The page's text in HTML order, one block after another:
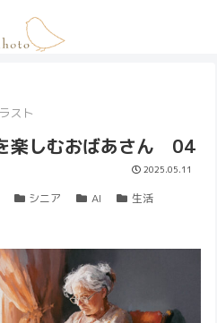
スト
楽しむおばあさん 04
2025.05.11
シニア AI
生活